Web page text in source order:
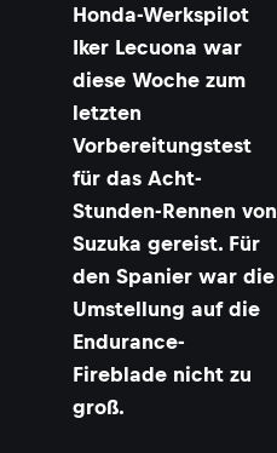
Honda-Werkspilot
Iker Lecuona war
diese Woche zum
letzten
Vorbereitungstest
für das Acht-
Stunden-Rennen von
Suzuka gereist. Für
den Spanier war die
Umstellung auf die
Endurance-
Fireblade nicht zu
groß.